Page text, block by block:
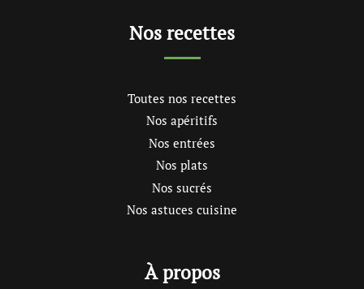
Nos recettes
Toutes nos recettes
Nos apéritifs
Nos entrées
Nos plats
Nos sucrés
Nos astuces cuisine
À propos